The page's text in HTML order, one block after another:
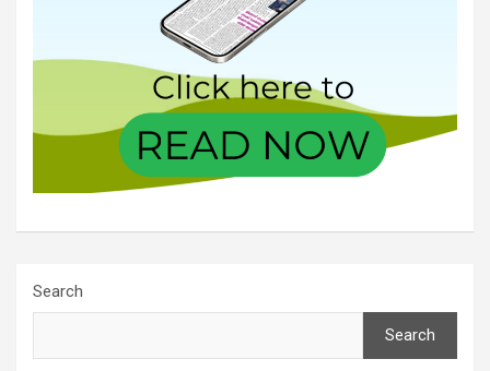
Search
Search